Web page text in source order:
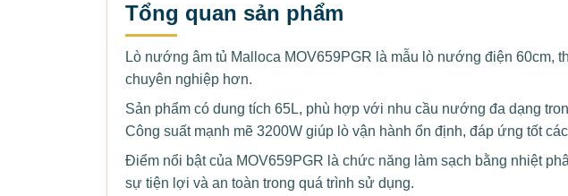
Tổng quan sản phẩm
Lò nướng âm tủ Malloca MOV659PGR là mẫu lò nướng điện 60cm,
chuyên nghiệp hơn.
Sản phẩm có dung tích 65L, phù hợp với nhu cầu nướng đa dạng
Công suất mạnh mẽ 3200W giúp lò vận hành ổn định, đáp ứng tốt
Điểm nổi bật của MOV659PGR là chức năng làm sạch bằng nhiệt
sự tiện lợi và an toàn trong quá trình sử dụng.